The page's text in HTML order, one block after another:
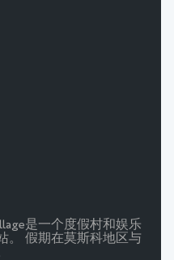
是一个度假村和娱乐
。 假期在莫斯科地区与